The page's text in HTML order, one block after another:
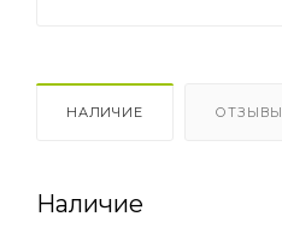
НАЛИЧИЕ ОТЗЫВЫ
Наличие